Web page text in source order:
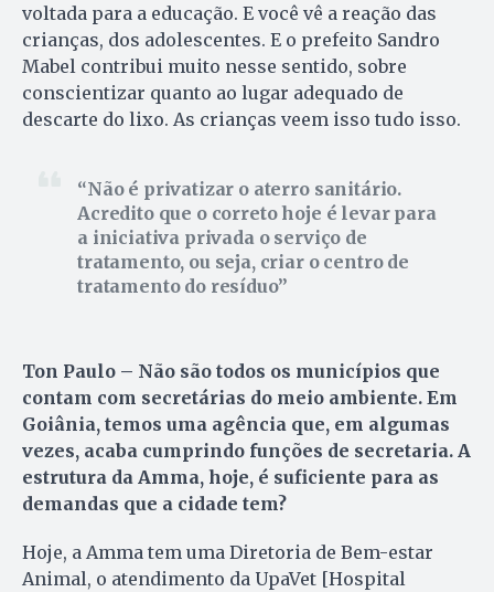
voltada para a educação. E você vê a reação das
crianças, dos adolescentes. E o prefeito Sandro
Mabel contribui muito nesse sentido, sobre
conscientizar quanto ao lugar adequado de
descarte do lixo. As crianças veem isso tudo isso.
Não é privatizar o aterro sanitário.
Acredito que o correto hoje é levar para
a iniciativa privada o serviço de
tratamento, ou seja, criar o centro de
tratamento do resíduo
Ton Paulo – Não são todos os municípios que
contam com secretárias do meio ambiente. Em
Goiânia, temos uma agência que, em algumas
vezes, acaba cumprindo funções de secretaria. A
estrutura da Amma, hoje, é suficiente para as
demandas que a cidade tem?
Hoje, a Amma tem uma Diretoria de Bem-estar
Animal, o atendimento da UpaVet [Hospital